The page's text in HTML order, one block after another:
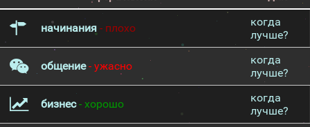
начинания - плохо
когда
лучше?
общение- ужасно
когда
лучше?
бизнес- хорошо
когда
лучше?